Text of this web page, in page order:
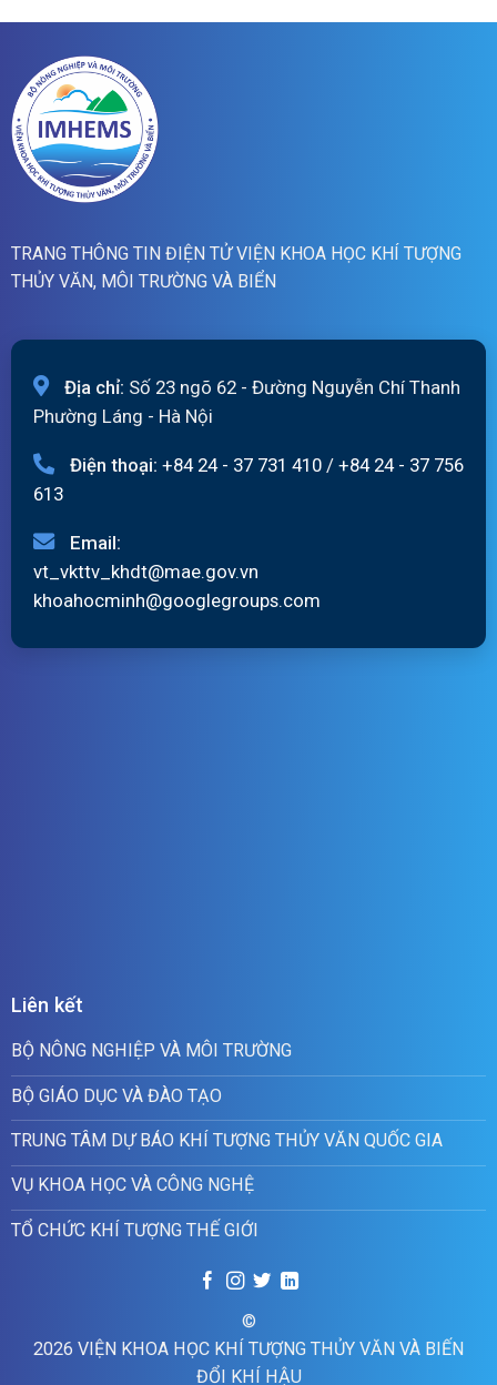
sông
TRANG THÔNG TIN ĐIỆN TỬ VIỆN KHOA HỌC KHÍ TƯỢNG
THỦY VĂN, MÔI TRƯỜNG VÀ BIỂN
Địa chỉ: Số 23 ngõ 62 - Đường Nguyễn Chí Thanh
Phường Láng - Hà Nội
Điện thoại: +84 24 - 37 731 410 / +84 24 - 37 756
613
Email:
vt_vkttv_khdt@mae.gov.vn
khoahocminh@googlegroups.com
Liên kết
BỘ NÔNG NGHIỆP VÀ MÔI TRƯỜNG
BỘ GIÁO DỤC VÀ ĐÀO TẠO
TRUNG TÂM DỰ BÁO KHÍ TƯỢNG THỦY VĂN QUỐC GIA
VỤ KHOA HỌC VÀ CÔNG NGHỆ
TỔ CHỨC KHÍ TƯỢNG THẾ GIỚI
©
2026 VIỆN KHOA HỌC KHÍ TƯỢNG THỦY VĂN VÀ BIẾN
ĐỔI KHÍ HẬU